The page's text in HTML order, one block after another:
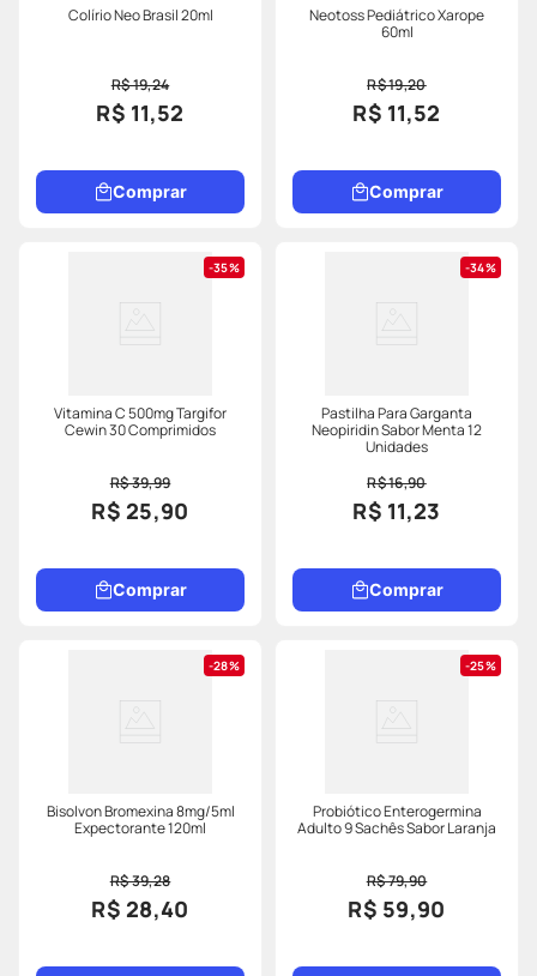
Colírio Neo Brasil 20ml
R$ 19,24
R$ 11,52
Comprar
Neotoss Pediátrico Xarope
60ml
R$ 19,20
R$ 11,52
Comprar
35%
Vitamina C 500mg Targifor
Cewin 30 Comprimidos
R$ 39,99
R$ 25,90
Comprar
34%
Pastilha Para Garganta
Neopiridin Sabor Menta 12
Unidades
R$ 16,90
R$ 11,23
Comprar
28%
Bisolvon Bromexina 8mg/5ml
Expectorante 120ml
R$ 39,28
R$ 28,40
25%
Probiótico Enterogermina
Adulto 9 Sachês Sabor Laranja
R$ 79,90
R$ 59,90